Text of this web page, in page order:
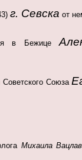
г. Севска от
в Бежице
Советского Союза
Михаила